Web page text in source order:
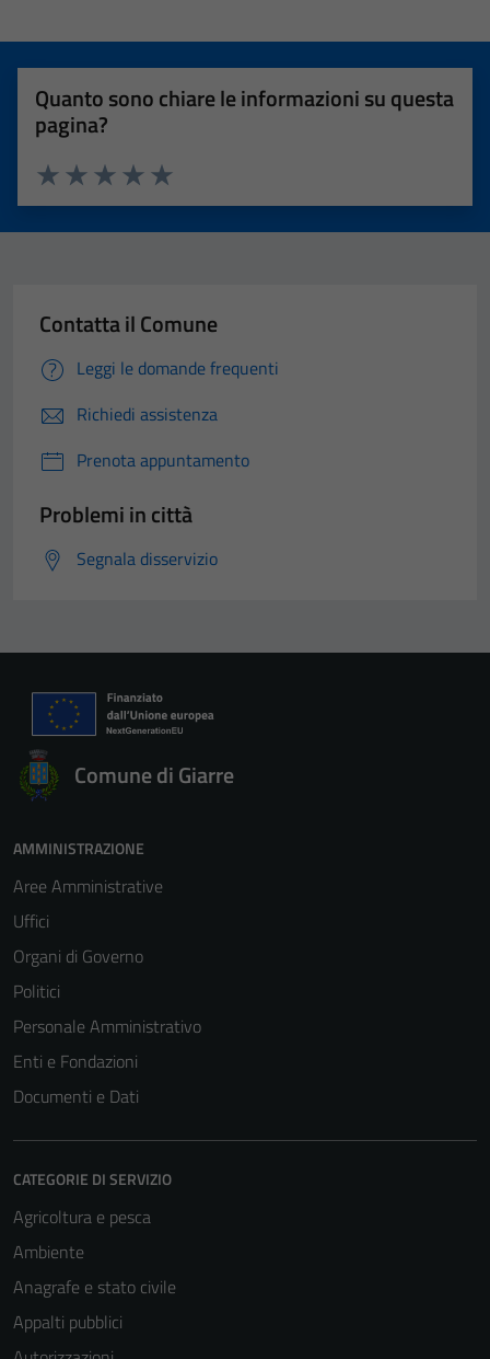
Quanto sono chiare le informazioni su questa
pagina?
Valuta 5 stelle su 5
Valuta 4 stelle su 5
Valuta 3 stelle su 5
Valuta 2 stelle su 5
Valuta 1 stelle su 5
Contatta il Comune
Leggi le domande frequenti
Richiedi assistenza
Prenota appuntamento
Problemi in città
Segnala disservizio
Comune di Giarre
AMMINISTRAZIONE
Aree Amministrative
Uffici
Organi di Governo
Politici
Personale Amministrativo
Enti e Fondazioni
Documenti e Dati
CATEGORIE DI SERVIZIO
Agricoltura e pesca
Ambiente
Anagrafe e stato civile
Appalti pubblici